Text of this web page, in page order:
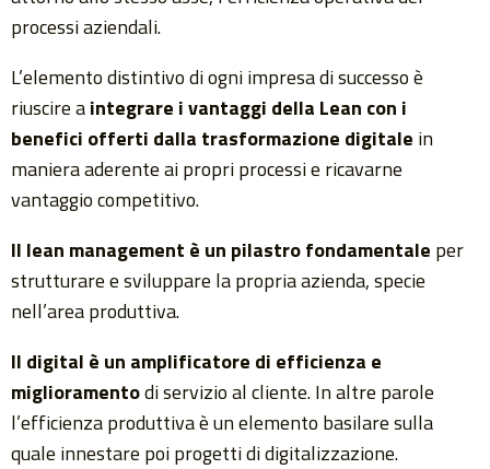
processi aziendali.
L’elemento distintivo di ogni impresa di successo è
riuscire aintegrare i vantaggi della Lean con i
benefici offerti dalla trasformazione digitale in
maniera aderente ai propri processi e ricavarne
vantaggio competitivo.
Il lean management è un pilastro fondamentale per
strutturare e sviluppare la propria azienda, specie
nell’area produttiva.
Il digital è un amplificatore di efficienza e
miglioramentodi servizio al cliente. In altre parole
l’efficienza produttiva è un elemento basilare sulla
quale innestare poi progetti di digitalizzazione.